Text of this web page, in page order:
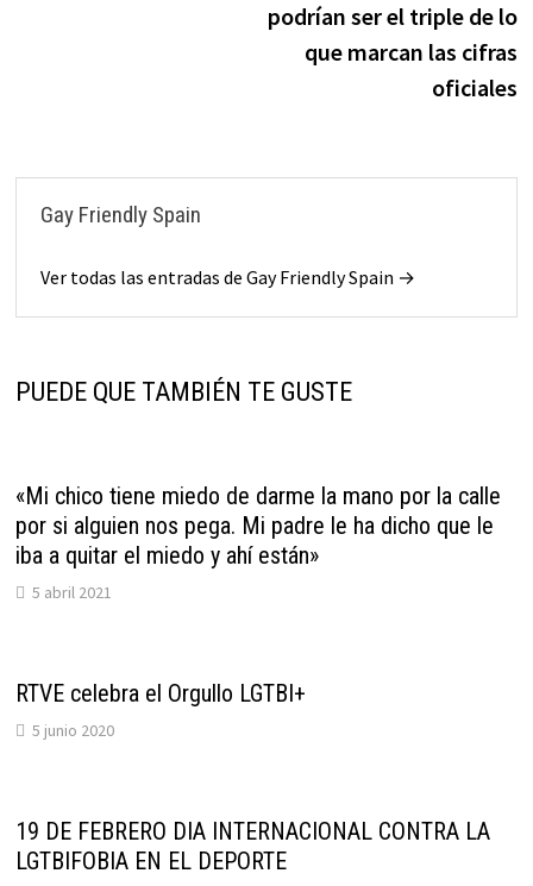
podrían ser el triple de lo
que marcan las cifras
oficiales
Gay Friendly Spain
Ver todas las entradas de Gay Friendly Spain →
PUEDE QUE TAMBIÉN TE GUSTE
«Mi chico tiene miedo de darme la mano por la calle
por si alguien nos pega. Mi padre le ha dicho que le
iba a quitar el miedo y ahí están»
5 abril 2021
RTVE celebra el Orgullo LGTBI+
5 junio 2020
19 DE FEBRERO DIA INTERNACIONAL CONTRA LA
LGTBIFOBIA EN EL DEPORTE